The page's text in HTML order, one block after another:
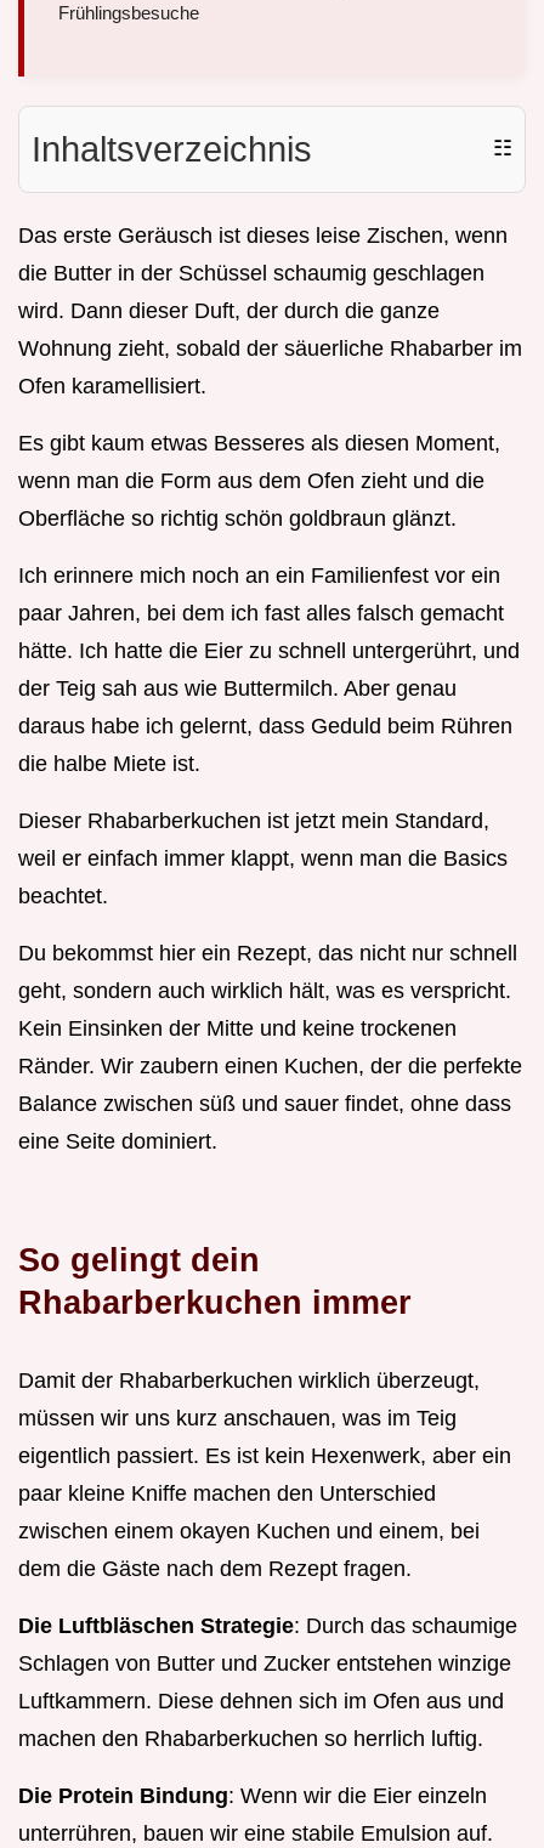
Frühlingsbesuche
Inhaltsverzeichnis ☷
Das erste Geräusch ist dieses leise Zischen, wenn
die Butter in der Schüssel schaumig geschlagen
wird. Dann dieser Duft, der durch die ganze
Wohnung zieht, sobald der säuerliche Rhabarber im
Ofen karamellisiert.
Es gibt kaum etwas Besseres als diesen Moment,
wenn man die Form aus dem Ofen zieht und die
Oberfläche so richtig schön goldbraun glänzt.
Ich erinnere mich noch an ein Familienfest vor ein
paar Jahren, bei dem ich fast alles falsch gemacht
hätte. Ich hatte die Eier zu schnell untergerührt, und
der Teig sah aus wie Buttermilch. Aber genau
daraus habe ich gelernt, dass Geduld beim Rühren
die halbe Miete ist.
Dieser Rhabarberkuchen ist jetzt mein Standard,
weil er einfach immer klappt, wenn man die Basics
beachtet.
Du bekommst hier ein Rezept, das nicht nur schnell
geht, sondern auch wirklich hält, was es verspricht.
Kein Einsinken der Mitte und keine trockenen
Ränder. Wir zaubern einen Kuchen, der die perfekte
Balance zwischen süß und sauer findet, ohne dass
eine Seite dominiert.
So gelingt dein
Rhabarberkuchen immer
Damit der Rhabarberkuchen wirklich überzeugt,
müssen wir uns kurz anschauen, was im Teig
eigentlich passiert. Es ist kein Hexenwerk, aber ein
paar kleine Kniffe machen den Unterschied
zwischen einem okayen Kuchen und einem, bei
dem die Gäste nach dem Rezept fragen.
Die Luftbläschen Strategie: Durch das schaumige
Schlagen von Butter und Zucker entstehen winzige
Luftkammern. Diese dehnen sich im Ofen aus und
machen den Rhabarberkuchen so herrlich luftig.
Die Protein Bindung: Wenn wir die Eier einzeln
unterrühren, bauen wir eine stabile Emulsion auf.